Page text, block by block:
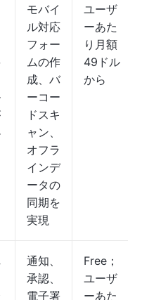
モバイ
ル対応
フォー
ムの作
成、バ
ーコー
ドスキ
ャン、
オフラ
インデ
ータの
同期を
実現
ユーザ
ーあた
り月額
49ドル
から
通知、
承認、
電子署
Free；
ユーザ
ーあた